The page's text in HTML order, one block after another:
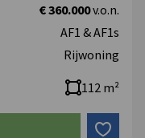
€ 360.000v.o.n.
AF1 & AF1s
Rijwoning
112 m²